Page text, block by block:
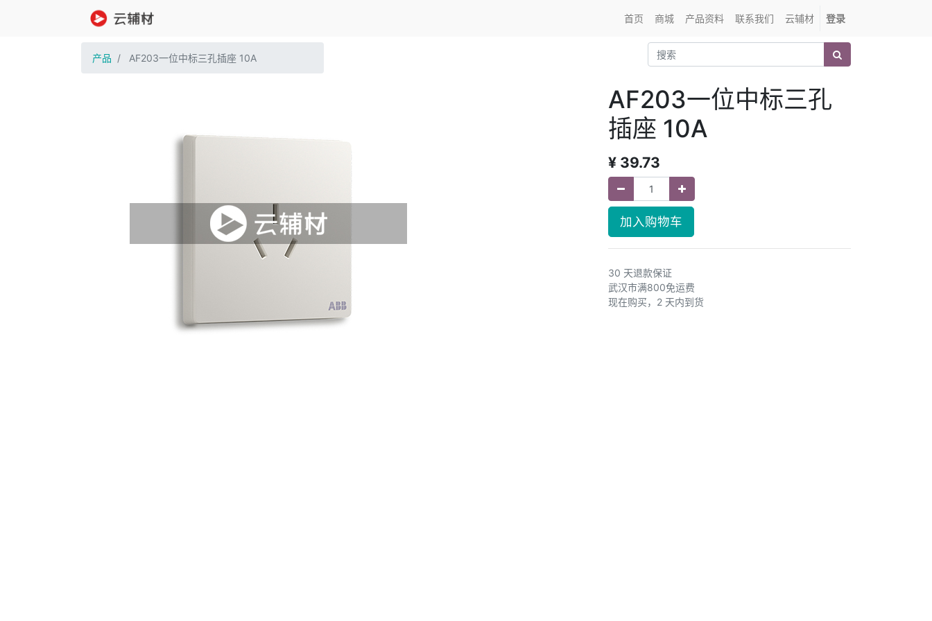
首页 商城 产品资料 联系我们 云辅材 登录
产品 AF203一位中标三孔插座 10A
AF203一位中标三孔
插座 10A
¥ 39.73
加入购物车
30 天退款保证
武汉市满800免运费
现在购买，2 天内到货